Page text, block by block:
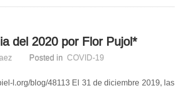
del 2020 por Flor Pujol*
Posted in COVID-19
l.org/blog/48113 El 31 de diciembre 2019, las